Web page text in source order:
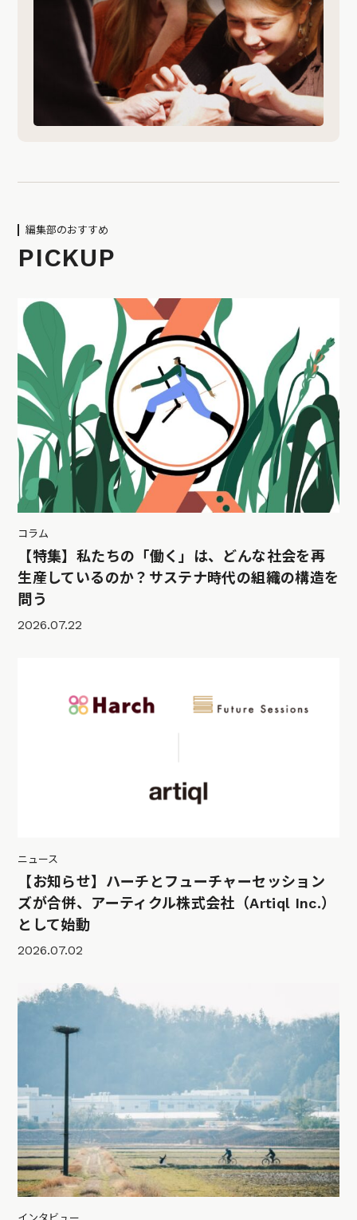
編集部のおすすめ
PICKUP
コラム
【特集】私たちの「働く」は、どんな社会を再
生産しているのか？サステナ時代の組織の構造を
問う
2026.07.22
ニュース
【お知らせ】ハーチとフューチャーセッション
ズが合併、アーティクル株式会社（Artiql Inc.）
として始動
2026.07.02